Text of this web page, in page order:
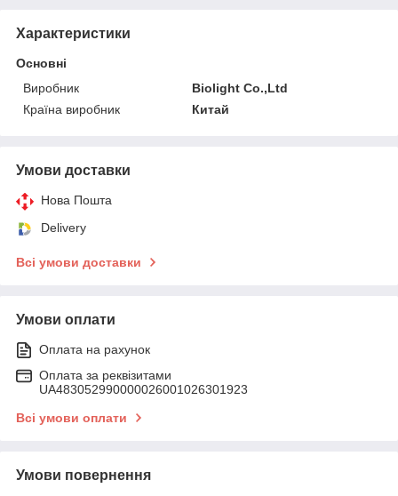
Характеристики
Основні
Виробник
Biolight Co.,Ltd
Країна виробник
Китай
Умови доставки
Нова Пошта
Delivery
Всі умови доставки
Умови оплати
Оплата на рахунок
Оплата за реквізитами
UA483052990000026001026301923
Всі умови оплати
Умови повернення